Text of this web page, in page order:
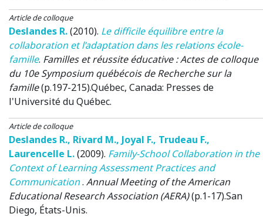
Article de colloque
Deslandes R.(2010). Le difficile équilibre entre la
collaboration et l’adaptation dans les relations école-
famille. Familles et réussite éducative : Actes de colloque
du 10e Symposium québécois de Recherche sur la
famille(p.197-215).Québec, Canada: Presses de
l'Université du Québec.
Article de colloque
Deslandes R., Rivard M., Joyal F., Trudeau F.,
Laurencelle L.(2009). Family-School Collaboration in the
Context of Learning Assessment Practices and
Communication. Annual Meeting of the American
Educational Research Association (AERA)(p.1-17).San
Diego, États-Unis.